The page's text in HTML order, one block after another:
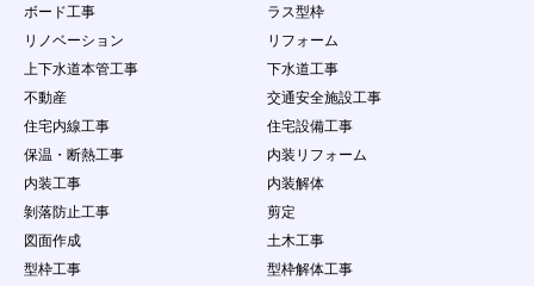
り、第三者に使用されていることが判明した場合
には、直ちに当社に申し出するとともに、当社の
は、事務局は一切の責任を負わないものとしま
す。
２．会員は、自己の責任にもとづき本サービスを利用
するものとし、会員が公開するコンテンツについ
３．会員は当社に対し、他人の著作物を使用したこと
などが原因で紛争、損害賠償の請求などが起こっ
ボード工事
ラス型枠
リノベーション
リフォーム
上下水道本管工事
下水道工事
不動産
交通安全施設工事
住宅内線工事
住宅設備工事
保温・断熱工事
内装リフォーム
内装工事
内装解体
剝落防止工事
剪定
図面作成
土木工事
型枠工事
型枠解体工事